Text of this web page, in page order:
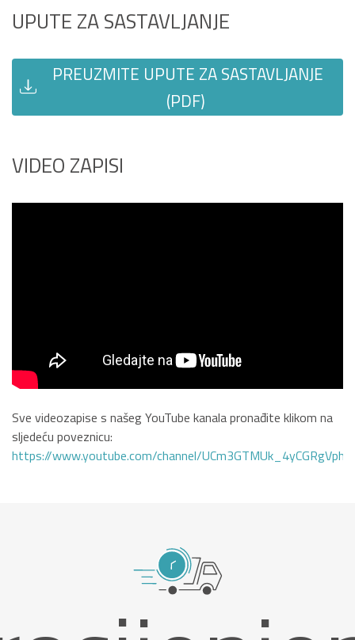
UPUTE ZA SASTAVLJANJE
PREUZMITE UPUTE ZA SASTAVLJANJE
(PDF)
VIDEO ZAPISI
Sve videozapise s našeg YouTube kanala pronađite klikom na
sljedeću poveznicu:
https://www.youtube.com/channel/